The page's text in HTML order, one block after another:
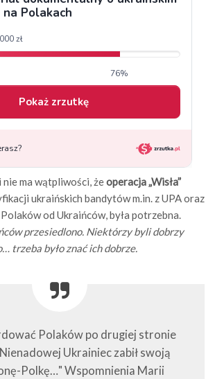
ma wątpliwości, żeoperacja „Wisła”
ukraińskich bandytów m.in. z UPA oraz
od Ukraińców, była potrzebna.
przesiedlono. Niektórzy byli dobrzy
trzeba było znać ich dobrze.
Polaków po drugiej stronie
Ukrainiec zabił swoją
Polkę…" Wspomnienia Marii